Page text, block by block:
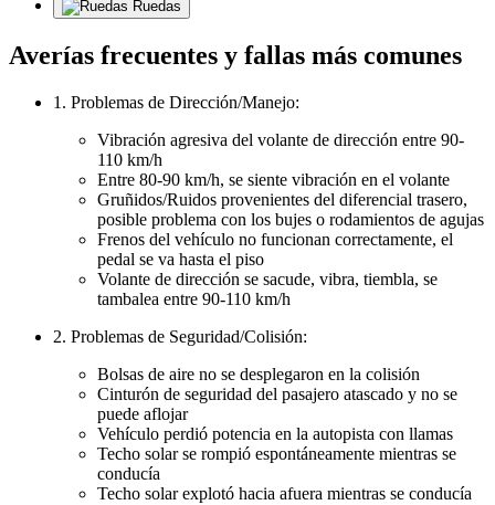
Ruedas
Averías frecuentes y fallas más comunes
1. Problemas de Dirección/Manejo:
Vibración agresiva del volante de dirección entre 90-
110 km/h
Entre 80-90 km/h, se siente vibración en el volante
Gruñidos/Ruidos provenientes del diferencial trasero,
posible problema con los bujes o rodamientos de agujas
Frenos del vehículo no funcionan correctamente, el
pedal se va hasta el piso
Volante de dirección se sacude, vibra, tiembla, se
tambalea entre 90-110 km/h
2. Problemas de Seguridad/Colisión:
Bolsas de aire no se desplegaron en la colisión
Cinturón de seguridad del pasajero atascado y no se
puede aflojar
Vehículo perdió potencia en la autopista con llamas
Techo solar se rompió espontáneamente mientras se
conducía
Techo solar explotó hacia afuera mientras se conducía